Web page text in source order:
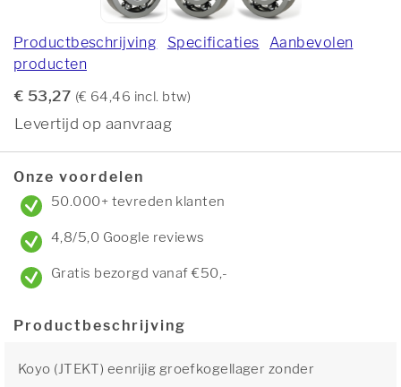
Productbeschrijving Specificaties
Aanbevolen
producten
€ 53,27 (€ 64,46 incl. btw)
Levertijd op aanvraag
Onze voordelen
50.000+ tevreden klanten
4,8/5,0 Google reviews
Gratis bezorgd vanaf €50,-
Productbeschrijving
Koyo (JTEKT) eenrijig groefkogellager zonder